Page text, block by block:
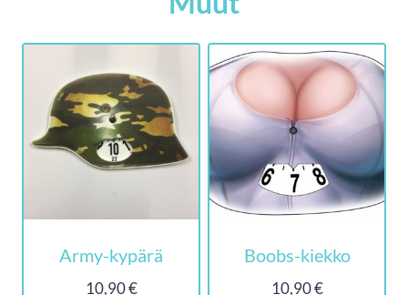
Army-kypärä
10,90€
Boobs-kiekko
10,90€